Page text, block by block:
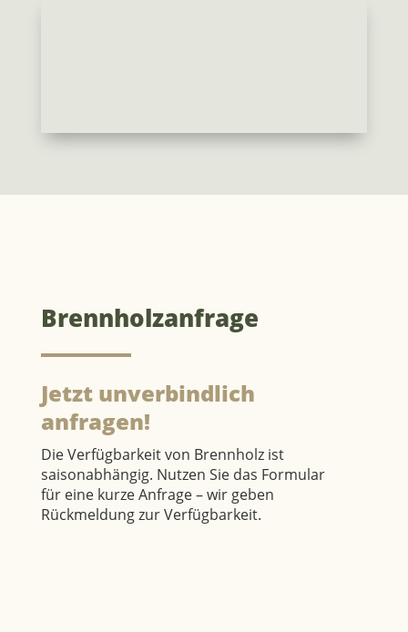
Brennholzanfrage
Jetzt unverbindlich
anfragen!
Die Verfügbarkeit von Brennholz ist
saisonabhängig. Nutzen Sie das Formular
für eine kurze Anfrage – wir geben
Rückmeldung zur Verfügbarkeit.